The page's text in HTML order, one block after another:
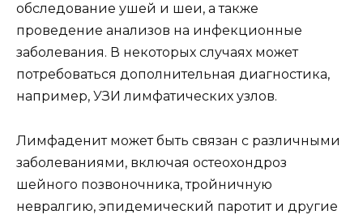
обследование ушей и шеи, а также
проведение анализов на инфекционные
заболевания. В некоторых случаях может
потребоваться дополнительная диагностика,
например, УЗИ лимфатических узлов.
Лимфаденит может быть связан с различными
заболеваниями, включая остеохондроз
шейного позвоночника, тройничную
невралгию, эпидемический паротит и другие